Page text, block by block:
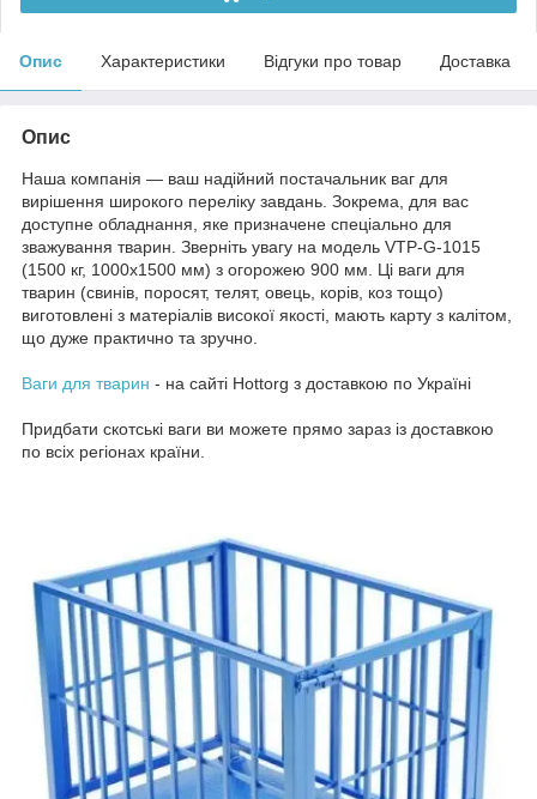
Опис Характеристики Відгуки про товар Доставка
Опис
Наша компанія — ваш надійний постачальник ваг для
вирішення широкого переліку завдань. Зокрема, для вас
доступне обладнання, яке призначене спеціально для
зважування тварин. Зверніть увагу на модель VTP-G-1015
(1500 кг, 1000х1500 мм) з огорожею 900 мм. Ці ваги для
тварин (свинів, поросят, телят, овець, корів, коз тощо)
виготовлені з матеріалів високої якості, мають карту з калітом,
що дуже практично та зручно.
Ваги для тварин - на сайті Hottorg з доставкою по Україні
Придбати скотські ваги ви можете прямо зараз із доставкою
по всіх регіонах країни.